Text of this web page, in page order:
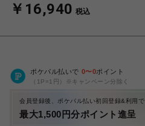
￥16,940 税込
ポケパル払いで 0〜0ポイント
（1P=1円）※キャンペーン分除く
会員登録後、ポケパル払い初回登録&利用で
最大1,500円分ポイント進呈